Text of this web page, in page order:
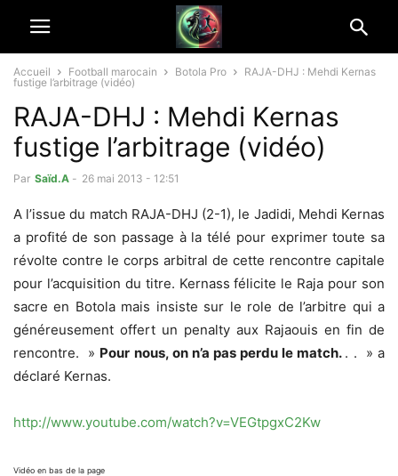
Accueil Football marocain Botola Pro
RAJA-DHJ : Mehdi Kernas
fustige l’arbitrage (vidéo)
RAJA-DHJ : Mehdi Kernas
fustige l’arbitrage (vidéo)
Par Saïd.A - 26 mai 2013 - 12:51
A l’issue du match RAJA-DHJ (2-1), le Jadidi, Mehdi Kernas
a profité de son passage à la télé pour exprimer toute sa
révolte contre le corps arbitral de cette rencontre capitale
pour l’acquisition du titre. Kernass félicite le Raja pour son
sacre en Botola mais insiste sur le role de l’arbitre qui a
généreusement offert un penalty aux Rajaouis en fin de
rencontre. » Pour nous, on n’a pas perdu le match. . . » a
déclaré Kernas.
http://www.youtube.com/watch?v=VEGtpgxC2Kw
Vidéo en bas de la page